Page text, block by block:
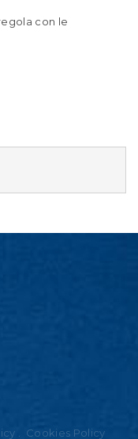
con le
Cookies Policy